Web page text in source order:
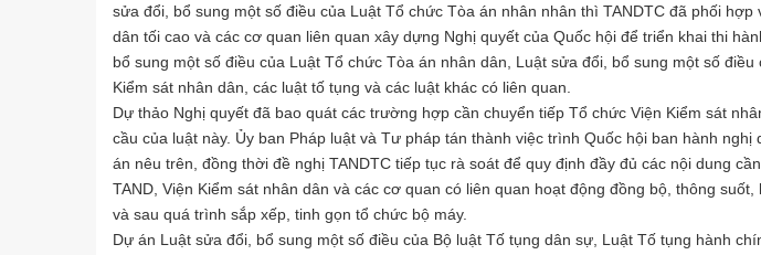
sửa đổi, bổ sung một số điều của Luật Tổ chức Tòa án nhân nhân thì TANDTC đã phối hợp
dân tối cao và các cơ quan liên quan xây dựng Nghị quyết của Quốc hội để triển khai thi
bổ sung một số điều của Luật Tổ chức Tòa án nhân dân, Luật sửa đổi, bổ sung một số điều
Kiểm sát nhân dân, các luật tố tụng và các luật khác có liên quan.
Dự thảo Nghị quyết đã bao quát các trường hợp cần chuyển tiếp Tổ chức Viện Kiểm sát
cầu của luật này. Ủy ban Pháp luật và Tư pháp tán thành việc trình Quốc hội ban hành nghị
án nêu trên, đồng thời đề nghị TANDTC tiếp tục rà soát để quy định đầy đủ các nội dung
TAND, Viện Kiểm sát nhân dân và các cơ quan có liên quan hoạt động đồng bộ, thông
và sau quá trình sắp xếp, tinh gọn tổ chức bộ máy.
Dự án Luật sửa đổi, bổ sung một số điều của Bộ luật Tố tụng dân sự, Luật Tố tụng hành